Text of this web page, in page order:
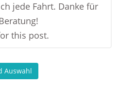
jede Fahrt. Danke für
this post.
Auswahl